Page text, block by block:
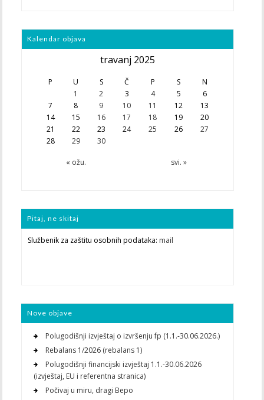
Kalendar objava
travanj 2025
P U S Č P S N
« ožu. svi. »
1 2 3 4 5
6
7
8 9 10 11 12
13
14
15 16 17 18 19
20
21
22 23 24 25 26
27
28
29 30
Pitaj, ne skitaj
Službenik za zaštitu osobnih podataka: mail
Nove objave
Polugodišnji izvještaj o izvršenju fp (1.1.-30.06.2026.)
Rebalans 1/2026 (rebalans 1)
Polugodišnji financijski izvještaj 1.1.-30.06.2026
(izvještaj, EU i referentna stranica)
Počivaj u miru, dragi Bepo